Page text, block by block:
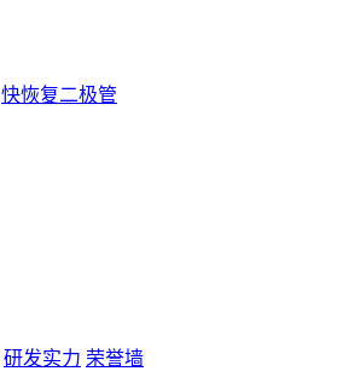
快恢复二极管
研发实力 荣誉墙